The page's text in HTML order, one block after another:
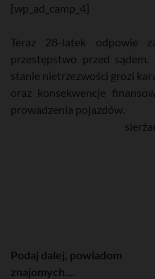
[wp_ad_camp_4]
Teraz 28-latek odpowie
przestępstwo przed
stanie nietrzezwości grozi
oraz konsekwencje
prowadzenia pojazdów.
Podaj dalej, powiadom
znajomych....